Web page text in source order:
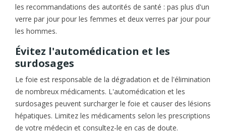
les recommandations des autorités de santé : pas plus d'un
verre par jour pour les femmes et deux verres par jour pour
les hommes.
Évitez l'automédication et les
surdosages
Le foie est responsable de la dégradation et de l'élimination
de nombreux médicaments. L'automédication et les
surdosages peuvent surcharger le foie et causer des lésions
hépatiques. Limitez les médicaments selon les prescriptions
de votre médecin et consultez-le en cas de doute.